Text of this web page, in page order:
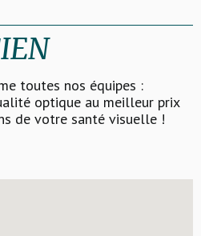
toutes nos équipes :
optique au meilleur prix
de votre santé visuelle !